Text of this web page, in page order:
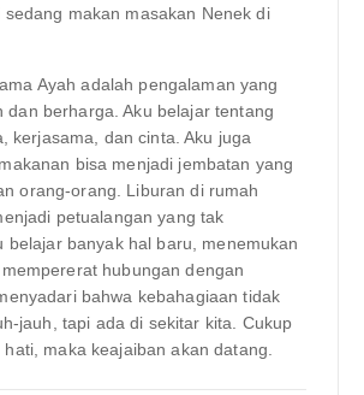
sedang makan masakan Nenek di
Ayah adalah pengalaman yang
dan berharga. Aku belajar tentang
kerjasama, dan cinta. Aku juga
bisa menjadi jembatan yang
orang-orang. Liburan di rumah
petualangan yang tak
belajar banyak hal baru, menemukan
hubungan dengan
bahwa kebahagiaan tidak
jauh, tapi ada di sekitar kita. Cukup
maka keajaiban akan datang.